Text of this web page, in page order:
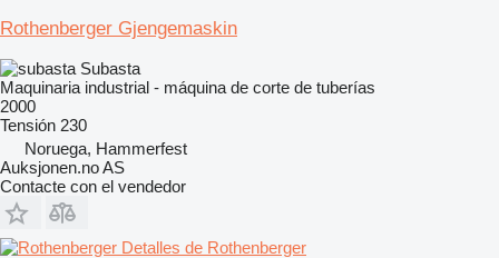
Rothenberger Gjengemaskin
Subasta
Maquinaria industrial - máquina de corte de tuberías
2000
Tensión 230
Noruega, Hammerfest
Auksjonen.no AS
Contacte con el vendedor
Detalles de Rothenberger